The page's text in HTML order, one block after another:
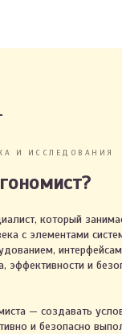
И ИССЛЕДОВАНИЯ
который
с элементами
эффективности и
— создавать
и безопасно